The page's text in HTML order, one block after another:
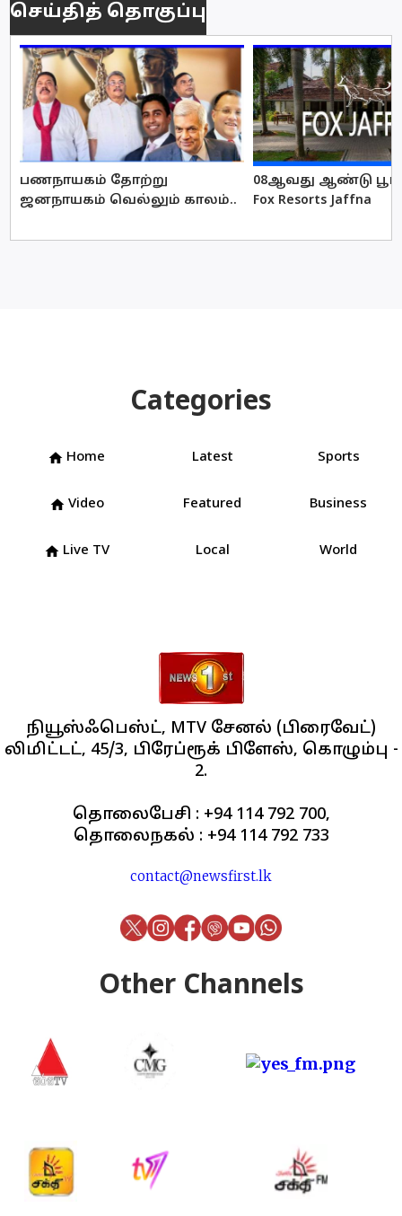
செய்தித் தொகுப்பு
பணநாயகம் தோற்று
ஜனநாயகம் வெல்லும் காலம்..
08ஆவது ஆண்டு
Fox Resorts Jaffna
நியூஸ்ஃபெஸ்ட், MTV சேனல் (பிரைவேட்)
லிமிட்டட், 45/3, பிரேப்ரூக் பிளேஸ், கொழும்பு -
2.
தொலைபேசி : +94 114 792 700,
தொலைநகல் : +94 114 792 733
contact@newsfirst.lk
Categories
home Home Latest Sports
home Video Featured Business
home Live TV Local World
Other Channels